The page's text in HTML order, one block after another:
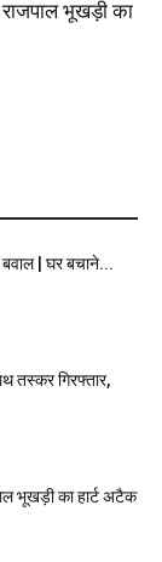
भूखड़ी का
बवाल | घर बचाने...
तस्कर गिरफ्तार,
भूखड़ी का हार्ट अटैक